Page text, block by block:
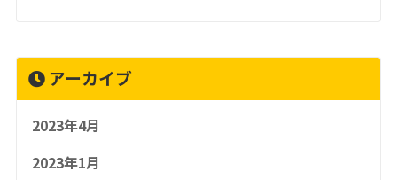
アーカイブ
2023年4月
2023年1月